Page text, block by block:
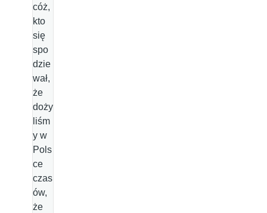
cóż,
kto
się
spo
dzie
wał,
że
doży
liśm
y w
Pols
ce
czas
ów,
że